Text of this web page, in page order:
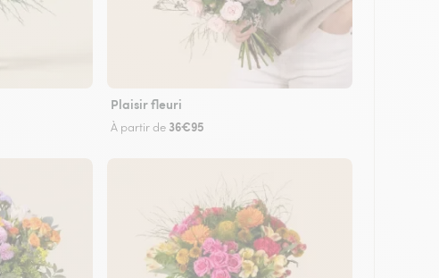
Plaisir fleuri
À partir de 36€95